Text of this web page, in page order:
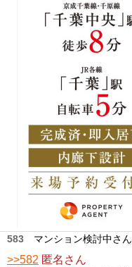
583 マンション検討中さん
>>582 匿名さん